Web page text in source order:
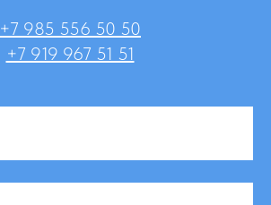
+7 985 556 50 50
+7 919 967 51 51